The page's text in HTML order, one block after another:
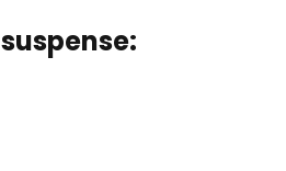
suspense: